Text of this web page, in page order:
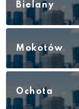
Bielany
Mokotów
Ochota